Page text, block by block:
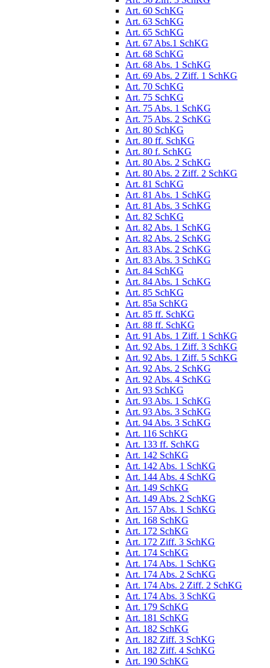
Art. 60 SchKG
Art. 63 SchKG
Art. 65 SchKG
Art. 67 Abs.1 SchKG
Art. 68 SchKG
Art. 68 Abs. 1 SchKG
Art. 69 Abs. 2 Ziff. 1 SchKG
Art. 70 SchKG
Art. 75 SchKG
Art. 75 Abs. 1 SchKG
Art. 75 Abs. 2 SchKG
Art. 80 SchKG
Art. 80 ff. SchKG
Art. 80 f. SchKG
Art. 80 Abs. 2 SchKG
Art. 80 Abs. 2 Ziff. 2 SchKG
Art. 81 SchKG
Art. 81 Abs. 1 SchKG
Art. 81 Abs. 3 SchKG
Art. 82 SchKG
Art. 82 Abs. 1 SchKG
Art. 82 Abs. 2 SchKG
Art. 83 Abs. 2 SchKG
Art. 83 Abs. 3 SchKG
Art. 84 SchKG
Art. 84 Abs. 1 SchKG
Art. 85 SchKG
Art. 85a SchKG
Art. 85 ff. SchKG
Art. 88 ff. SchKG
Art. 91 Abs. 1 Ziff. 1 SchKG
Art. 92 Abs. 1 Ziff. 3 SchKG
Art. 92 Abs. 1 Ziff. 5 SchKG
Art. 92 Abs. 2 SchKG
Art. 92 Abs. 4 SchKG
Art. 93 SchKG
Art. 93 Abs. 1 SchKG
Art. 93 Abs. 3 SchKG
Art. 94 Abs. 3 SchKG
Art. 116 SchKG
Art. 133 ff. SchKG
Art. 142 SchKG
Art. 142 Abs. 1 SchKG
Art. 144 Abs. 4 SchKG
Art. 149 SchKG
Art. 149 Abs. 2 SchKG
Art. 157 Abs. 1 SchKG
Art. 168 SchKG
Art. 172 SchKG
Art. 172 Ziff. 3 SchKG
Art. 174 SchKG
Art. 174 Abs. 1 SchKG
Art. 174 Abs. 2 SchKG
Art. 174 Abs. 2 Ziff. 2 SchKG
Art. 174 Abs. 3 SchKG
Art. 179 SchKG
Art. 181 SchKG
Art. 182 SchKG
Art. 182 Ziff. 3 SchKG
Art. 182 Ziff. 4 SchKG
Art. 190 SchKG